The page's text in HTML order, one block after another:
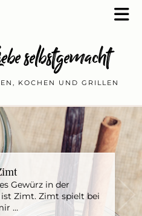
selbstgemacht
KOCHEN UND GRILLEN
Gewürz in der
Zimt. Zimt spielt bei
…
gemerkt hast, geht
um die Weihnachtsbä…